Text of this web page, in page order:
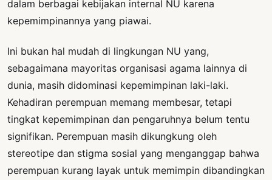
dalam berbagai kebijakan internal NU karena
kepemimpinannya yang piawai.
Ini bukan hal mudah di lingkungan NU yang,
sebagaimana mayoritas organisasi agama lainnya di
dunia, masih didominasi kepemimpinan laki-laki.
Kehadiran perempuan memang membesar, tetapi
tingkat kepemimpinan dan pengaruhnya belum tentu
signifikan. Perempuan masih dikungkung oleh
stereotipe dan stigma sosial yang menganggap bahwa
perempuan kurang layak untuk memimpin dibandingkan